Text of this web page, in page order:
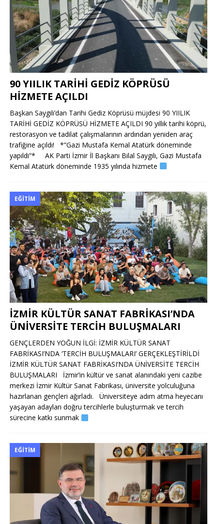
90 YIILIK TARİHİ GEDİZ KÖPRÜSÜ
HİZMETE AÇILDI
Başkan Saygılı’dan Tarihi Gediz Köprüsü müjdesi 90 YIILIK
TARİHİ GEDİZ KÖPRÜSÜ HİZMETE AÇILDI 90 yıllık tarihi köprü,
restorasyon ve tadilat çalışmalarının ardından yeniden araç
trafiğine açıldı! *”Gazi Mustafa Kemal Atatürk döneminde
yapıldı”* AK Parti İzmir İl Başkanı Bilal Saygılı, Gazi Mustafa
Kemal Atatürk döneminde 1935 yılında hizmete
EĞITIM
İZMİR KÜLTÜR SANAT FABRİKASI’NDA
ÜNİVERSİTE TERCİH BULUŞMALARI
GENÇLERDEN YOĞUN İLGİ: İZMİR KÜLTÜR SANAT
FABRİKASI’NDA ‘TERCİH BULUŞMALARI’ GERÇEKLEŞTİRİLDİ
İZMİR KÜLTÜR SANAT FABRİKASI’NDA ÜNİVERSİTE TERCİH
BULUŞMALARI İzmir’in kültür ve sanat alanındaki yeni cazibe
merkezi İzmir Kültür Sanat Fabrikası, üniversite yolculuğuna
hazırlanan gençleri ağırladı. Üniversiteye adım atma heyecanı
yaşayan adayları doğru tercihlerle buluşturmak ve tercih
sürecine katkı sunmak
EĞITIM